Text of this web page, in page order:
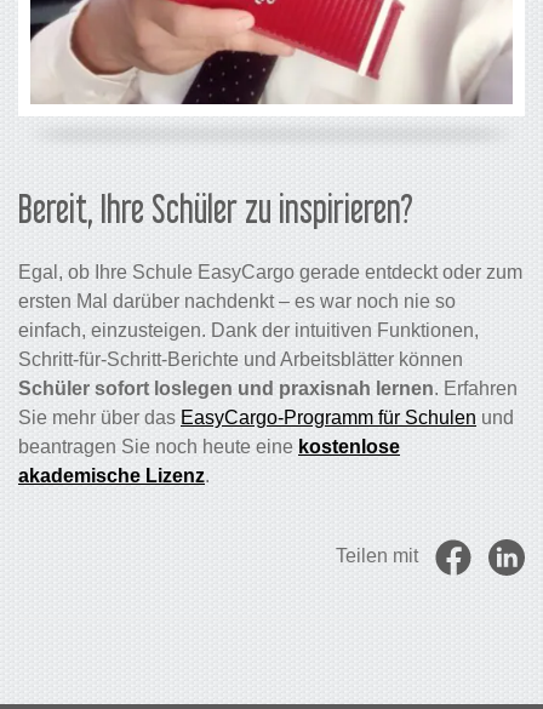
Bereit, Ihre Schüler zu inspirieren?
Egal, ob Ihre Schule EasyCargo gerade entdeckt oder zum
ersten Mal darüber nachdenkt – es war noch nie so
einfach, einzusteigen. Dank der intuitiven Funktionen,
Schritt-für-Schritt-Berichte und Arbeitsblätter können
Schüler sofort loslegen und praxisnah lernen. Erfahren
Sie mehr über das EasyCargo-Programm für Schulen und
beantragen Sie noch heute eine kostenlose
akademische Lizenz.
Teilen mit